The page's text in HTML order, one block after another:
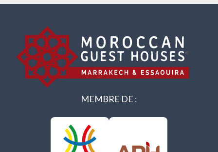
MEMBRE DE :